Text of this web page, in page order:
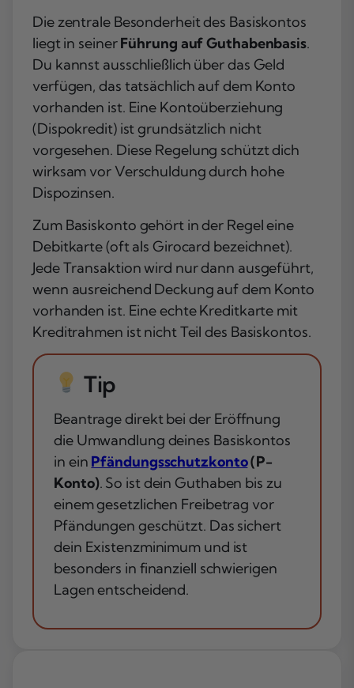
Die zentrale Besonderheit des Basiskontos
liegt in seinerFührung auf Guthabenbasis.
Du kannst ausschließlich über das Geld
verfügen, das tatsächlich auf dem Konto
vorhanden ist. Eine Kontoüberziehung
(Dispokredit) ist grundsätzlich nicht
vorgesehen. Diese Regelung schützt dich
wirksam vor Verschuldung durch hohe
Dispozinsen.
Zum Basiskonto gehört in der Regel eine
Debitkarte (oft als Girocard bezeichnet).
Jede Transaktion wird nur dann ausgeführt,
wenn ausreichend Deckung auf dem Konto
vorhanden ist. Eine echte Kreditkarte mit
Kreditrahmen ist nicht Teil des Basiskontos.
Tip
Beantrage direkt bei der Eröffnung
die Umwandlung deines Basiskontos
in ein Pfändungsschutzkonto(P-
Konto). So ist dein Guthaben bis zu
einem gesetzlichen Freibetrag vor
Pfändungen geschützt. Das sichert
dein Existenzminimum und ist
besonders in finanziell schwierigen
Lagen entscheidend.